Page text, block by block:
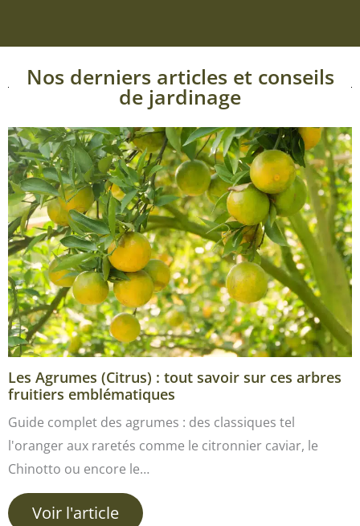
Nos derniers articles et conseils
de jardinage
Les Agrumes (Citrus) : tout savoir sur ces arbres
fruitiers emblématiques
Guide complet des agrumes : des classiques tel
l'oranger aux raretés comme le citronnier caviar, le
Chinotto ou encore le…
Voir l'article